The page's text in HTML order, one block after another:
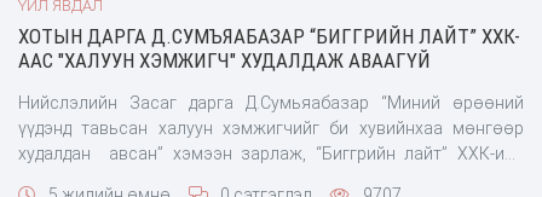
ҮЙЛ ЯВДАЛ
ХОТЫН ДАРГА Д.СУМЪЯАБАЗАР “БИГГРИЙН ЛАЙТ” ХХК-
ААС "ХАЛУУН ХЭМЖИГЧ" ХУДАЛДАЖ АВААГҮЙ
Нийслэлийн Засаг дарга Д.Сумьяабазар “Миний өрөөний
үүдэнд тавьсан халуун хэмжигчийг би хувийнхаа мөнгөөр
худалдан авсан” хэмээн зарлаж, “Биггрийн лайт” ХХК-иас